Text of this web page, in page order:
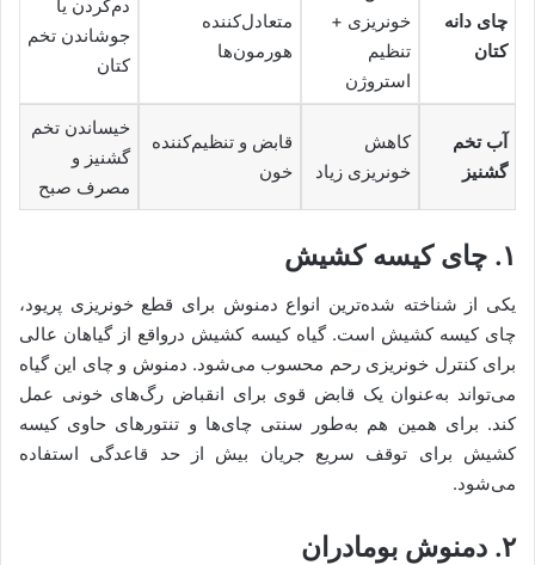
چای دانه
کتان
خونریزی +
تنظیم
استروژن
متعادل‌کننده
هورمون‌ها
دم‌کردن یا
جوشاندن تخم
کتان
آب تخم
گشنیز
کاهش
خونریزی زیاد
قابض و تنظیم‌کننده
خون
خیساندن تخم
گشنیز و
مصرف صبح
۱. چای کیسه کشیش
یکی از شناخته شده‌ترین انواع دمنوش برای قطع خونریزی پریود،
چای کیسه کشیش است. گیاه کیسه کشیش درواقع از گیاهان عالی
برای کنترل خونریزی رحم محسوب می‌شود. دمنوش و چای این گیاه
می‌تواند به‌عنوان یک قابض قوی برای انقباض رگ‌های خونی عمل
کند. برای همین هم به‌طور سنتی چای‌ها و تنتورهای حاوی کیسه
کشیش برای توقف سریع جریان بیش از حد قاعدگی استفاده
می‌شود.
۲. دمنوش بومادران